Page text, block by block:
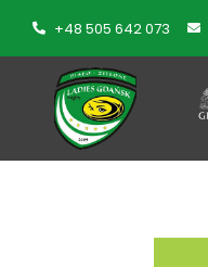
+48 505 642 073